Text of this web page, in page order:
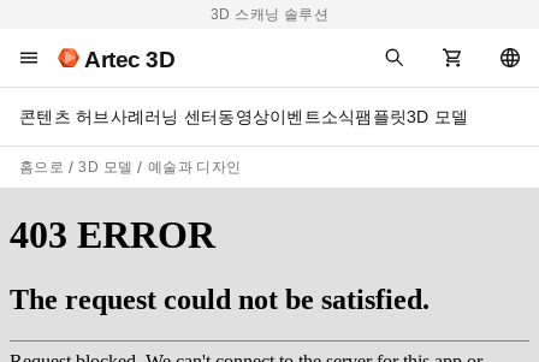
3D 스캐닝 솔루션
Artec 3D
콘텐츠 허브사례러닝 센터동영상이벤트소식팸플릿3D 모델
홈으로 3D 모델 예술과 디자인